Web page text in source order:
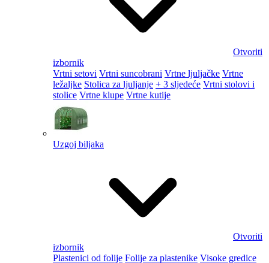
Otvoriti
izbornik
Vrtni setovi Vrtni suncobrani Vrtne ljuljačke Vrtne
ležaljke Stolica za ljuljanje + 3 sljedeće Vrtni stolovi i
stolice Vrtne klupe Vrtne kutije
Uzgoj biljaka
Otvoriti
izbornik
Plastenici od folije Folije za plastenike Visoke gredice